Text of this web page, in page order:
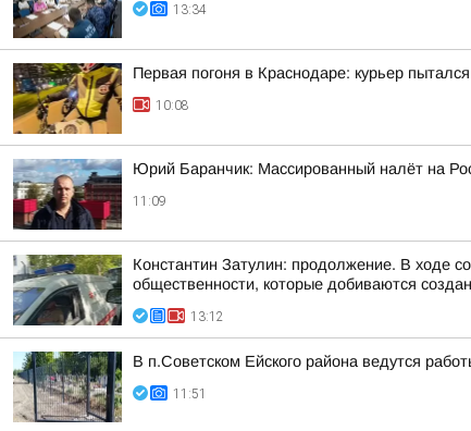
13:34
Первая погоня в Краснодаре: курьер
10:08
Юрий Баранчик: Массированный налёт на
11:09
Константин Затулин: продолжение. В ходе
общественности, которые добиваются
13:12
В п.Советском Ейского района ведутся
11:51